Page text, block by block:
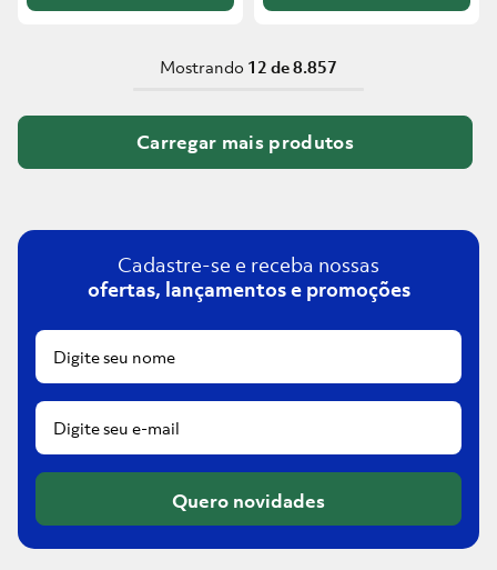
Mostrando 12 de 8.857
Cadastre-se e receba nossas
ofertas, lançamentos e promoções
Quero novidades